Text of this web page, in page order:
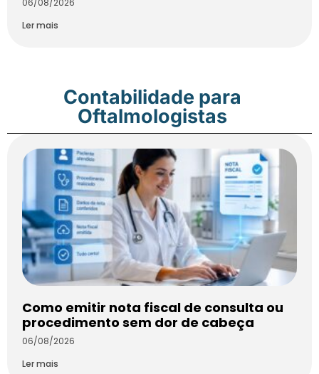
06/08/2026
Ler mais
Contabilidade para
Oftalmologistas
Como emitir nota fiscal de consulta ou
procedimento sem dor de cabeça
06/08/2026
Ler mais